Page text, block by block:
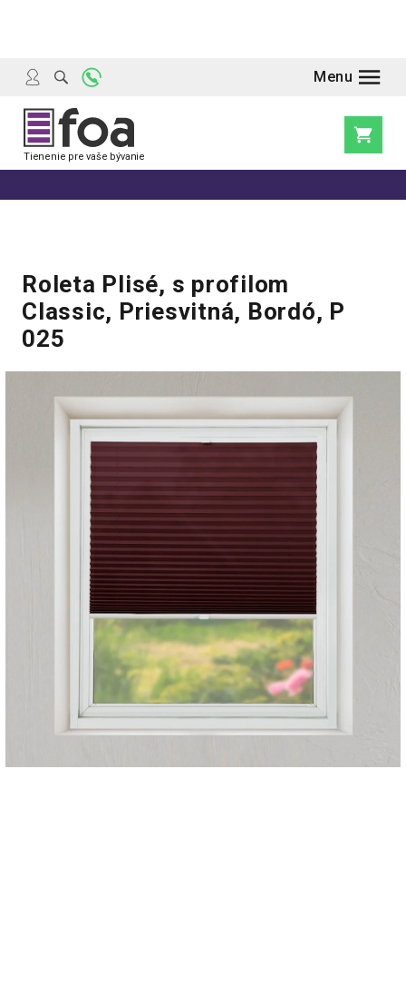
Roleta Plisé, s profilom
Classic, Priesvitná, Bordó, P
025